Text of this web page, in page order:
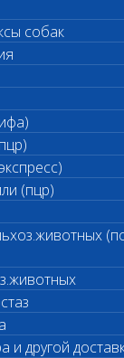
собак
(пцр)
и другой